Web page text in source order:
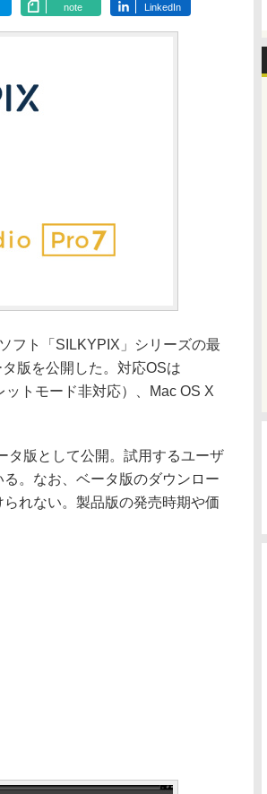
note LinkedIn
フト「SILKYPIX」シリーズの最
版を公開した。対応OSは
トモード非対応）、Mac OS X
タ版として公開。試用するユーザ
。なお、ベータ版のダウンロー
れない。製品版の発売時期や価